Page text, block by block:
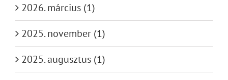
2026. március (1)
2025. november (1)
2025. augusztus (1)